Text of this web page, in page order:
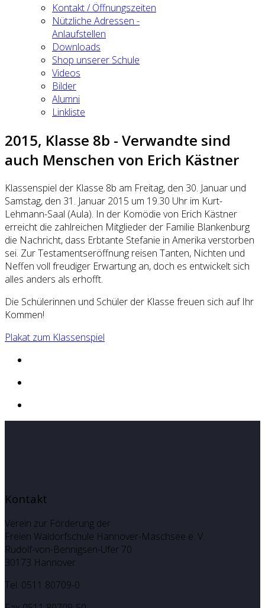
Kontakt / Öffnungszeiten
Nützliche Adressen -
Anlaufstellen
Downloads
Shop unserer Schule
Videos
Bilder
Alumni
Linkliste
2015, Klasse 8b - Verwandte sind
auch Menschen von Erich Kästner
Klassenspiel der Klasse 8b am Freitag, den 30. Januar und
Samstag, den 31. Januar 2015 um 19.30 Uhr im Kurt-
Lehmann-Saal (Aula). In der Komödie von Erich Kästner
erreicht die zahlreichen Mitglieder der Familie Blankenburg
die Nachricht, dass Erbtante Stefanie in Amerika verstorben
sei. Zur Testamentseröffnung reisen Tanten, Nichten und
Neffen voll freudiger Erwartung an, doch es entwickelt sich
alles anders als erhofft.
Die Schülerinnen und Schüler der Klasse freuen sich auf Ihr
Kommen!
Plakat zum Klassenspiel
Kontakt
Verein zur Förderung der
Freien Waldorfschule Hannover-Maschsee e. V.
Rudolf-von-Bennigsen-Ufer 70
30173 Hannover
Tel. 0511 80709-0